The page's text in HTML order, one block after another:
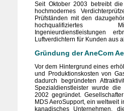
Seit Oktober 2003 betreibt
hochmodernes
Prüfständen mit den
hochqualifiziertes
Ingenieurdienstleistungen
Luftverdichtern für Kunden aus
Gründung der AneCom
Vor dem Hintergrund eines
und Produktionskosten von
dadurch begründeten
Spezialdienstleister wurde
2002 gegründet.
MDS AeroSupport, ein weltweit
kanadisches Unternehmen,